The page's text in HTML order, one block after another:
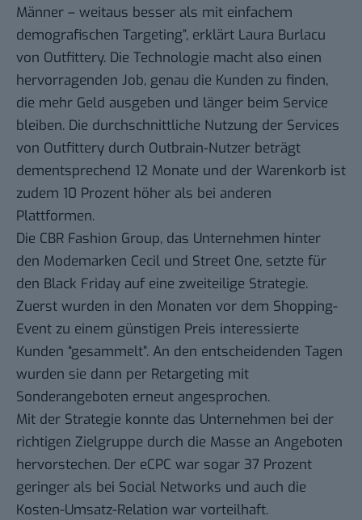
Männer – weitaus besser als mit einfachem
demografischen Targeting”, erklärt Laura Burlacu
von Outfittery. Die Technologie macht also einen
hervorragenden Job, genau die Kunden zu finden,
die mehr Geld ausgeben und länger beim Service
bleiben. Die durchschnittliche Nutzung der Services
von Outfittery durch Outbrain-Nutzer beträgt
dementsprechend 12 Monate und der Warenkorb ist
zudem 10 Prozent höher als bei anderen
Plattformen.
Die CBR Fashion Group, das Unternehmen hinter
den Modemarken Cecil und Street One, setzte für
den Black Friday auf eine zweiteilige Strategie.
Zuerst wurden in den Monaten vor dem Shopping-
Event zu einem günstigen Preis interessierte
Kunden “gesammelt”. An den entscheidenden Tagen
wurden sie dann per Retargeting mit
Sonderangeboten erneut angesprochen.
Mit der Strategie konnte das Unternehmen bei der
richtigen Zielgruppe durch die Masse an Angeboten
hervorstechen. Der eCPC war sogar 37 Prozent
geringer als bei Social Networks und auch die
Kosten-Umsatz-Relation war vorteilhaft.